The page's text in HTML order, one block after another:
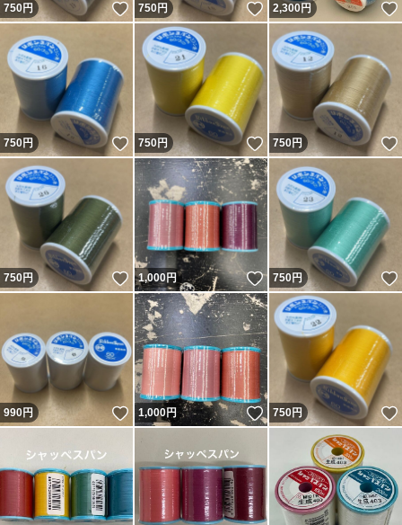
750円 いいね！
750円 いいね！
2,300円
750円 いいね！
750円 いいね！
750円
750円 いいね！
1,000円 いいね！
750円
990円 いいね！
1,000円 いいね！
750円